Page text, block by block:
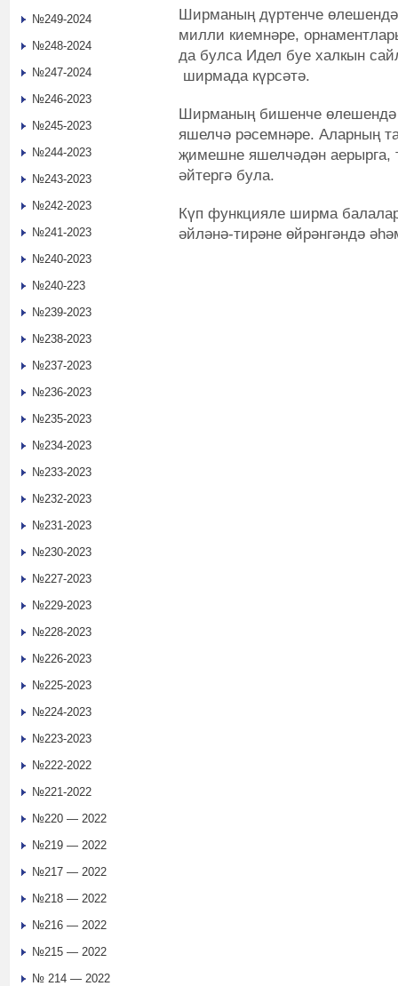
Ширманың дүртенче
милли киемнәре,
да булса Идел буе халкын
ширмада күрсәтә.
Ширманың бишенче
яшелчә рәсемнәре. Аларның
җимешне яшелчәдән аерырга,
әйтергә була.
Күп функцияле ширма
әйләнә-тирәне өйрәнгәндә
№249-2024
№248-2024
№247-2024
№246-2023
№245-2023
№244-2023
№243-2023
№242-2023
№241-2023
№240-2023
№240-223
№239-2023
№238-2023
№237-2023
№236-2023
№235-2023
№234-2023
№233-2023
№232-2023
№231-2023
№230-2023
№227-2023
№229-2023
№228-2023
№226-2023
№225-2023
№224-2023
№223-2023
№222-2022
№221-2022
№220 — 2022
№219 — 2022
№217 — 2022
№218 — 2022
№216 — 2022
№215 — 2022
№ 214 — 2022